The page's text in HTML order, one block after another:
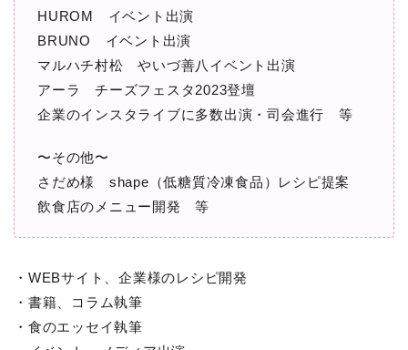
HUROM イベント出演
BRUNO イベント出演
マルハチ村松 やいづ善八イベント出演
アーラ チーズフェスタ2023登壇
企業のインスタライブに多数出演・司会進行 等
〜その他〜
さだめ様 shape（低糖質冷凍食品）レシピ提案
飲食店のメニュー開発 等
・WEBサイト、企業様のレシピ開発
・書籍、コラム執筆
・食のエッセイ執筆